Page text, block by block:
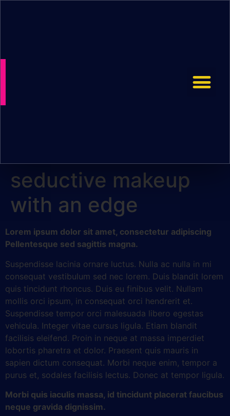
seductive makeup
with an edge
Lorem ipsum dolor sit amet, consectetur adipiscing
Pellentesque sed sagittis magna.
Suspendisse lacinia ornare luctus. Nulla ac nulla in mi
consequat vestibulum sed nec lorem. Duis blandit lorem
quis tincidunt rhoncus. Duis eu finibus velit. Nullam
mollis orci ipsum, in consequat orci hendrerit et.
Suspendisse tempor orci malesuada libero egestas
vehicula. Integer vitae cursus ligula. Etiam blandit
facilisis eleifend. Proin in neque at massa imperdiet
lobortis pharetra et dolor. Praesent quis mauris in
sapien dictum consequat. Morbi neque enim, tempor a
purus et, sodales facilisis lectus. Donec at tempor ligula.
Morbi quis iaculis massa, id tincidunt placerat faucibus
neque gravida dignissim.